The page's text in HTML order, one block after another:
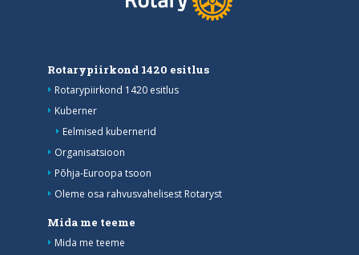
Rotarypiirkond 1420 esitlus
Rotarypiirkond 1420 esitlus
Kuberner
Eelmised kubernerid
Organisatsioon
Põhja-Euroopa tsoon
Oleme osa rahvusvahelisest Rotaryst
Mida me teeme
Mida me teeme